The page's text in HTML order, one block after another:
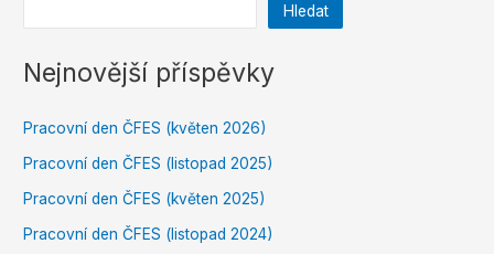
Hledat
Nejnovější příspěvky
Pracovní den ČFES (květen 2026)
Pracovní den ČFES (listopad 2025)
Pracovní den ČFES (květen 2025)
Pracovní den ČFES (listopad 2024)